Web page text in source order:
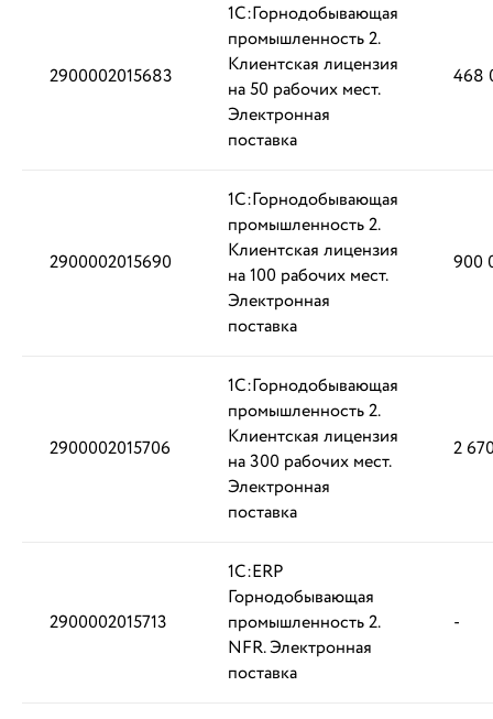
2900002015683
1С:Горнодобывающая
промышленность 2.
Клиентская лицензия
на 50 рабочих мест.
Электронная
поставка
468
2900002015690
1С:Горнодобывающая
промышленность 2.
Клиентская лицензия
на 100 рабочих мест.
Электронная
поставка
900
2900002015706
1С:Горнодобывающая
промышленность 2.
Клиентская лицензия
на 300 рабочих мест.
Электронная
поставка
2
2900002015713
1С:ERP
Горнодобывающая
промышленность 2.
NFR. Электронная
поставка
-